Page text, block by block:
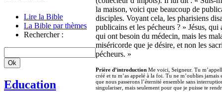
Lire la Bible
La Bible par thèmes
Rechercher :
Education
la maison, voici que beaucoup de
disciples. Voyant cela, les pharisiens
publicains et les pécheurs ? » Jésus,
qui ont besoin du médecin, mais les
miséricorde que je désire, et non les
pécheurs. »
Prière d’introduction Me voici, Seigneur. Tu
créé et tu m’as appelé à la foi. Tu ne m’oublies
que nous passerons l’éternité ensemble sans
singulariser, mais seulement pour que je puisse te